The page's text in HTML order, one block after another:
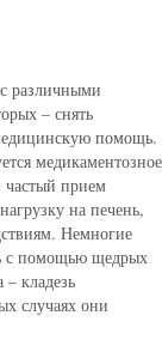
различными
– снять
помощь.
медикаментозное
частый прием
на печень,
Немногие
с помощью щедрых
кладезь
случаях они